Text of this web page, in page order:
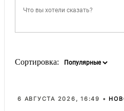
Сортировка:
6 АВГУСТА 2026, 16:49 •